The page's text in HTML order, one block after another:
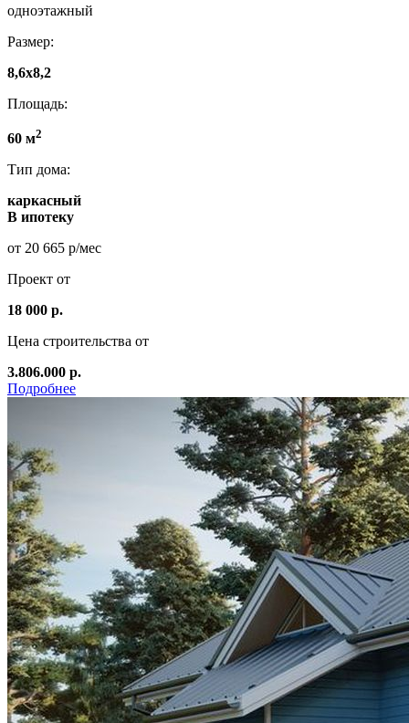
одноэтажный
Размер:
8,6х8,2
Площадь:
60 м2
Тип дома:
каркасный
В ипотеку
от 20 665 р/мес
Проект от
18 000 р.
Цена строительства от
3.806.000 р.
Подробнее